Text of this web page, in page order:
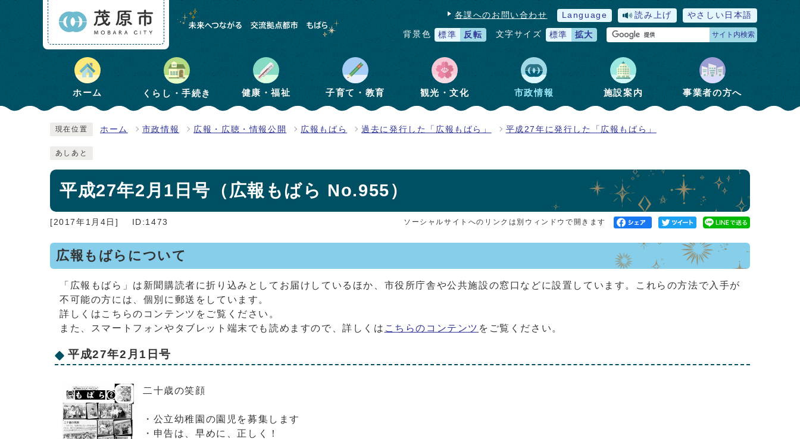
各課へのお問い合わせ Language 読み上げ やさしい日本語
背景色 標準 反転 文字サイズ 標準 拡大 サイト内検索
ホーム くらし・手続き 健康・福祉 子育て・教育 観光・文化 市政情報 施設案内 事業者の方へ
現在位置 ホーム 市政情報 広報・広聴・情報公開 広報もばら 過去に発行した「広報もばら」 平成27年に発行した「広報もばら」
あしあと
平成27年2月1日号（広報もばら No.955）
[2017年1月4日] ID:1473 ソーシャルサイトへのリンクは別ウィンドウで開きます
広報もばらについて
「広報もばら」は新聞購読者に折り込みとしてお届けしているほか、市役所庁舎や公共施設の窓口などに設置しています。これらの方法で入手が
不可能の方には、個別に郵送をしています。
詳しくはこちらのコンテンツをご覧ください。
また、スマートフォンやタブレット端末でも読めますので、詳しくは こちらのコンテンツ をご覧ください。
平成27年2月1日号
二十歳の笑顔
・公立幼稚園の園児を募集します
・申告は、早めに、正しく！